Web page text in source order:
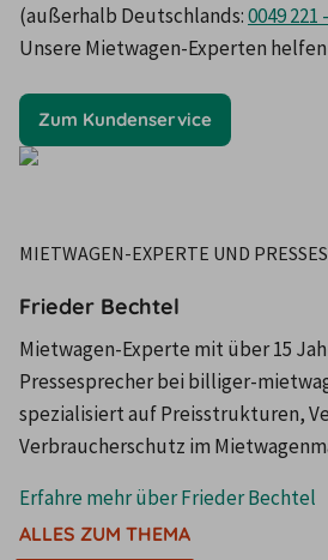
(außerhalb Deutschlands: 0049 221
Unsere Mietwagen-Experten
Zum Kundenservice
MIETWAGEN-EXPERTE UND
Frieder Bechtel
Mietwagen-Experte mit über 15
Pressesprecher bei billiger-
spezialisiert auf Preisstrukturen,
Verbraucherschutz im
Erfahre mehr überFrieder Bechtel
ALLES ZUM THEMA